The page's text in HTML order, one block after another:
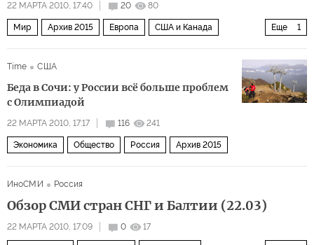
22 МАРТА 2010, 17:40 20 80
Еще 1
Мир Архив 2015 Европа США и Канада
Time
США
Беда в Сочи: у России всё больше проблем
с Олимпиадой
22 МАРТА 2010, 17:17 116 241
Экономика Общество Россия Архив 2015
ИноСМИ Россия
Обзор СМИ стран СНГ и Балтии (22.03)
22 МАРТА 2010, 17:09 0 17